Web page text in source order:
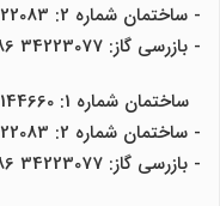
- ساختمان شماره 2: 32222083 086
- بازرسی گاز: 34223077 086
ساختمان شماره 1: 33144660 086.
- ساختمان شماره 2: 32222083 086
- بازرسی گاز: 34223077 086